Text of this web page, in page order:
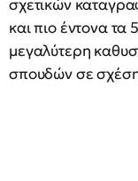
σχετικών
και πιο έντονα τα
μεγαλύτερη
σπουδών σε